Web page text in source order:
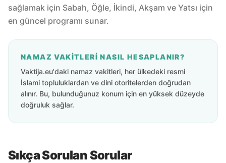
sağlamak için Sabah, Öğle, İkindi, Akşam ve Yatsı için
en güncel programı sunar.
NAMAZ VAKITLERI NASIL HESAPLANIR?
Vaktija.eu'daki namaz vakitleri, her ülkedeki resmi
İslami topluluklardan ve dini otoritelerden doğrudan
alınır. Bu, bulunduğunuz konum için en yüksek düzeyde
doğruluk sağlar.
Sıkça Sorulan Sorular